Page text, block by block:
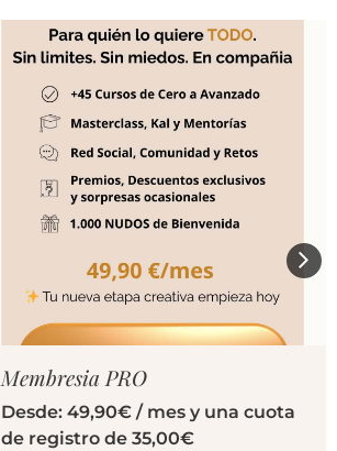
VER PRODUCTO
Membresia PRO
Desde: 49,90€ / mes y una cuota
de registro de 35,00€